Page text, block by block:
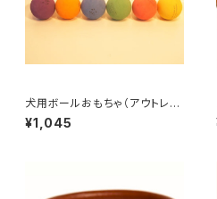
犬用ボールおもちゃ（アウトレッ
ト）／フォーチューンボール
¥1,045